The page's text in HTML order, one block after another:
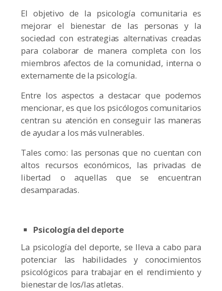
El objetivo de la psicología comunitaria es
mejorar el bienestar de las personas y la
sociedad con estrategias alternativas creadas
para colaborar de manera completa con los
miembros afectos de la comunidad, interna o
externamente de la psicología.
Entre los aspectos a destacar que podemos
mencionar, es que los psicólogos comunitarios
centran su atención en conseguir las maneras
de ayudar a los más vulnerables.
Tales como: las personas que no cuentan con
altos recursos económicos, las privadas de
libertad o aquellas que se encuentran
desamparadas.
Psicología del deporte
La psicología del deporte, se lleva a cabo para
potenciar las habilidades y conocimientos
psicológicos para trabajar en el rendimiento y
bienestar de los/las atletas.